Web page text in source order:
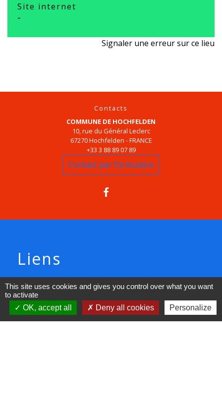
Site internet
-
Signaler une erreur sur ce lieu
Contacts
COMMUNE DE HOCHFELDEN
10, rue du Général Leclerc
67270 Hochfelden - FRANCE
+33 3 88 89 07 89
Contact par formulaire
Liens
AJ Pays de Zorn
Démarches administratives
Demandes d'urbanisme
This site uses cookies and gives you control over what you want
to activate
OK, accept all
Deny all cookies Personalize